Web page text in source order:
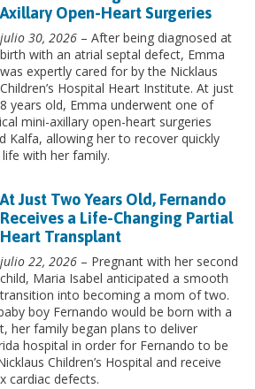
Axillary Open-Heart Surgeries
julio 30, 2026 – After being diagnosed at
birth with an atrial septal defect, Emma
was expertly cared for by the Nicklaus
Children’s Hospital Heart Institute. At just
8 years old, Emma underwent one of
mini-axillary open-heart surgeries
Kalfa, allowing her to recover quickly
with her family.
At Just Two Years Old, Fernando
Receives a Life-Changing Partial
Heart Transplant
julio 22, 2026 – Pregnant with her second
child, Maria Isabel anticipated a smooth
transition into becoming a mom of two.
boy Fernando would be born with a
her family began plans to deliver
hospital in order for Fernando to be
Children’s Hospital and receive
cardiac defects.